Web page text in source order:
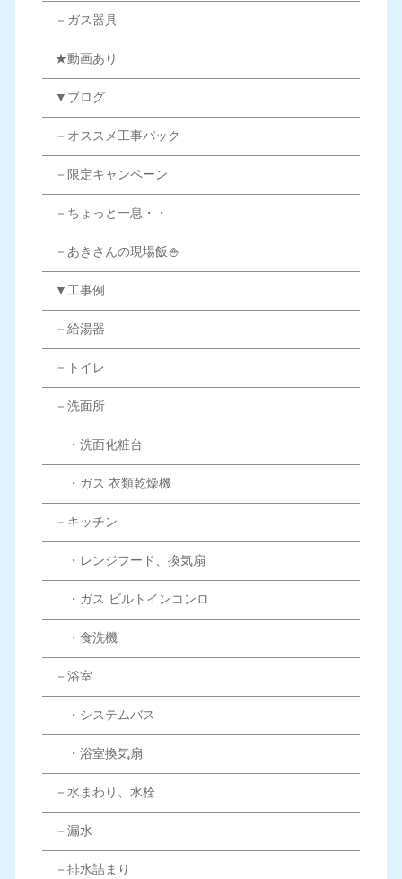
－ガス器具
★動画あり
▼ブログ
－オススメ工事パック
－限定キャンペーン
－ちょっと一息・・
－あきさんの現場飯🍚
▼工事例
－給湯器
－トイレ
－洗面所
・洗面化粧台
・ガス 衣類乾燥機
－キッチン
・レンジフード、換気扇
・ガス ビルトインコンロ
・食洗機
－浴室
・システムバス
・浴室換気扇
－水まわり、水栓
－漏水
－排水詰まり